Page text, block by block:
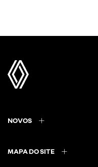
NOVOS
MAPA DO SITE